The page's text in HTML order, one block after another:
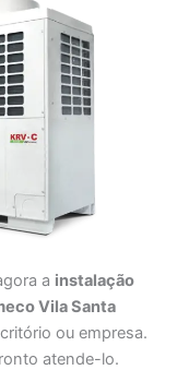
a instalação
Vila Santa
ou empresa.
atende-lo.